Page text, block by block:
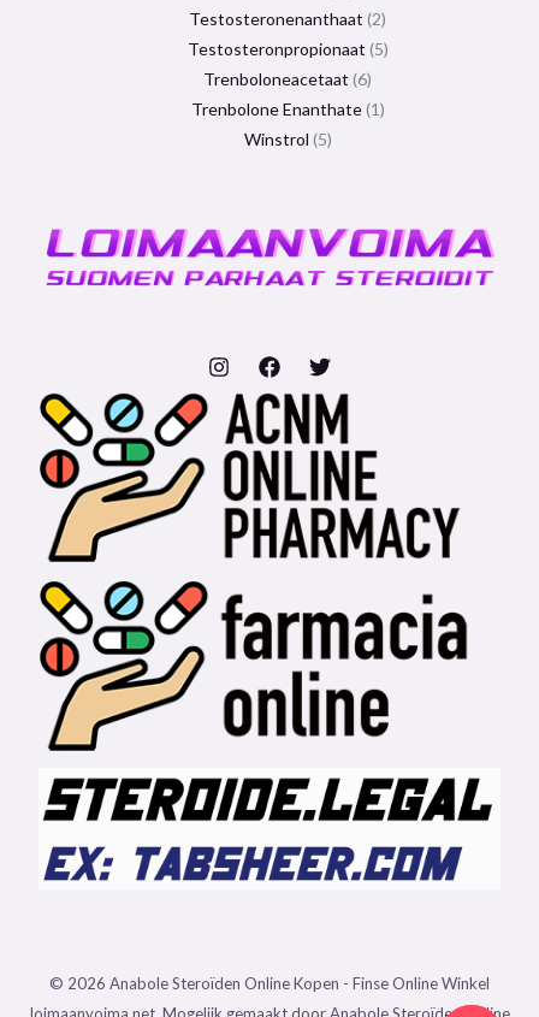
Testosteronenanthaat 2
Testosteronpropionaat 5
Trenboloneacetaat 6
Trenbolone Enanthate 1
Winstrol 5
© 2026 Anabole Steroïden Online Kopen - Finse Online Winkel